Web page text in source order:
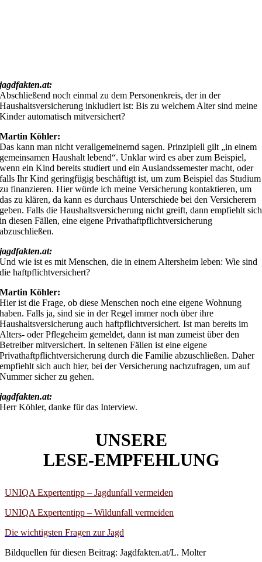
jagdfakten.at:
Abschließend noch einmal zu dem Personenkreis, der in der
Haushaltsversicherung inkludiert ist: Bis zu welchem Alter sind meine
Kinder automatisch mitversichert?
Martin Köhler:
Das kann man nicht verallgemeinernd sagen. Prinzipiell gilt „in einem
gemeinsamen Haushalt lebend“. Unklar wird es aber zum Beispiel,
wenn ein Kind bereits studiert und ein Auslandssemester macht, oder
falls Ihr Kind geringfügig beschäftigt ist, um zum Beispiel das Studium
zu finanzieren. Hier würde ich meine Versicherung kontaktieren, um
das zu klären, da kann es durchaus Unterschiede bei den Versicherern
geben. Falls die Haushaltsversicherung nicht greift, dann empfiehlt sich
in diesen Fällen, eine eigene Privathaftpflichtversicherung
abzuschließen.
jagdfakten.at:
Und wie ist es mit Menschen, die in einem Altersheim leben: Wie sind
die haftpflichtversichert?
Martin Köhler:
Hier ist die Frage, ob diese Menschen noch eine eigene Wohnung
haben. Falls ja, sind sie in der Regel immer noch über ihre
Haushaltsversicherung auch haftpflichtversichert. Ist man bereits im
Alters- oder Pflegeheim gemeldet, dann ist man zumeist über den
Betreiber mitversichert. In seltenen Fällen ist eine eigene
Privathaftpflichtversicherung durch die Familie abzuschließen. Daher
empfiehlt sich auch hier, bei der Versicherung nachzufragen, um auf
Nummer sicher zu gehen.
jagdfakten.at:
Herr Köhler, danke für das Interview.
UNSERE
LESE-EMPFEHLUNG
UNIQA Expertentipp – Jagdunfall vermeiden
UNIQA Expertentipp – Wildunfall vermeiden
Die wichtigsten Fragen zur Jagd
Bildquellen für diesen Beitrag: Jagdfakten.at/L. Molter